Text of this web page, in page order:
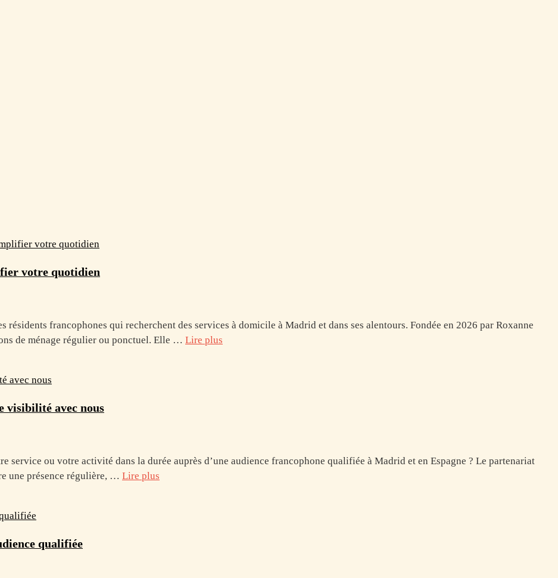
votre quotidien
résidents francophones qui recherchent des services à domicile à Madrid et dans ses alentours. Fondée en 2026 par Roxanne
de ménage régulier ou ponctuel. Elle … Lire plus
visibilité avec nous
service ou votre activité dans la durée auprès d’une audience francophone qualifiée à Madrid et en Espagne ? Le partenariat
une présence régulière, … Lire plus
qualifiée